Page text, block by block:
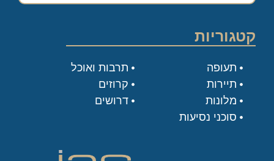
קטגוריות
תעופה
תיירות
מלונות
סוכני נסיעות
תרבות ואוכל
קרוזים
דרושים